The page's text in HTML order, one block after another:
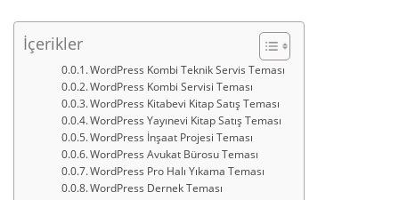
İçerikler
WordPress Kombi Teknik Servis Teması
WordPress Kombi Servisi Teması
WordPress Kitabevi Kitap Satış Teması
WordPress Yayınevi Kitap Satış Teması
WordPress İnşaat Projesi Teması
WordPress Avukat Bürosu Teması
WordPress Pro Halı Yıkama Teması
WordPress Dernek Teması